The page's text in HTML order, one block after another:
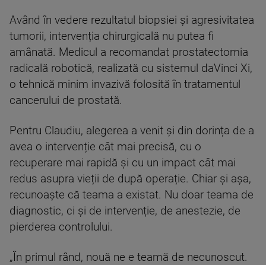
Având în vedere rezultatul biopsiei și agresivitatea
tumorii, intervenția chirurgicală nu putea fi
amânată. Medicul a recomandat prostatectomia
radicală robotică, realizată cu sistemul daVinci Xi,
o tehnică minim invazivă folosită în tratamentul
cancerului de prostată.
Pentru Claudiu, alegerea a venit și din dorința de a
avea o intervenție cât mai precisă, cu o
recuperare mai rapidă și cu un impact cât mai
redus asupra vieții de după operație. Chiar și așa,
recunoaște că teama a existat. Nu doar teama de
diagnostic, ci și de intervenție, de anestezie, de
pierderea controlului.
„În primul rând, nouă ne e teamă de necunoscut.